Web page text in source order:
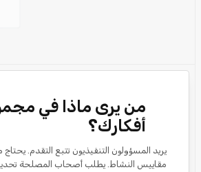
من يرى ماذا في
أفكارك؟
يريد المسؤولون التنفيذيون تتبع التقدم.
مقاييس النشاط. يطلب أصحاب المصلحة